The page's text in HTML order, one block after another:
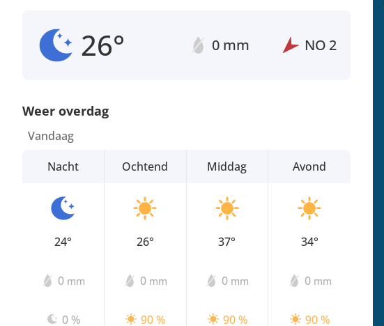
26° 0 mm NO 2
Weer overdag
Vandaag
Nacht
24°
0 mm
0 %
Ochtend
26°
0 mm
90 %
Middag
37°
0 mm
90 %
Avond
34°
0 mm
90 %